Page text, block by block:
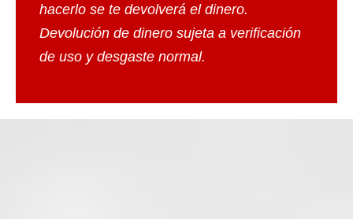
hacerlo se te devolverá el dinero.
Devolución de dinero sujeta a verificación
de uso y desgaste normal.